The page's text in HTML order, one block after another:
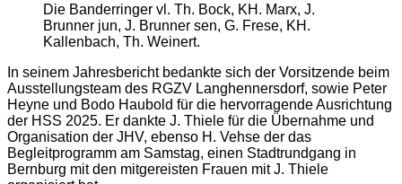
Die Banderringer vl. Th. Bock, KH. Marx, J.
Brunner jun, J. Brunner sen, G. Frese, KH.
Kallenbach, Th. Weinert.
In seinem Jahresbericht bedankte sich der Vorsitzende beim
Ausstellungsteam des RGZV Langhennersdorf, sowie Peter
Heyne und Bodo Haubold für die hervorragende Ausrichtung
der HSS 2025. Er dankte J. Thiele für die Übernahme und
Organisation der JHV, ebenso H. Vehse der das
Begleitprogramm am Samstag, einen Stadtrundgang in
Bernburg mit den mitgereisten Frauen mit J. Thiele